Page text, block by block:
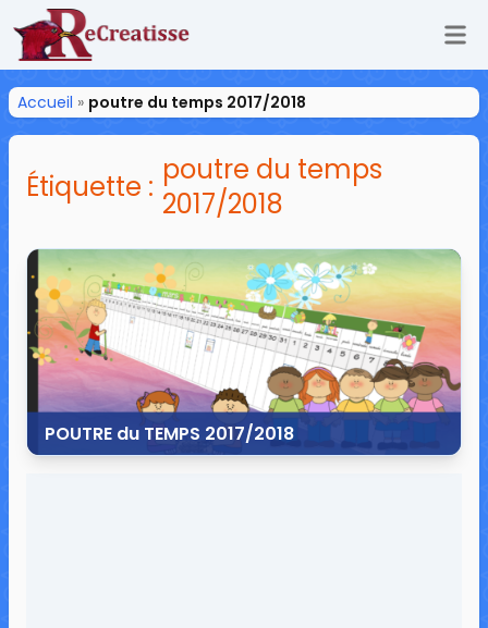
ReCreatisse
Accueil » poutre du temps 2017/2018
Étiquette : poutre du temps
2017/2018
POUTRE du TEMPS 2017/2018